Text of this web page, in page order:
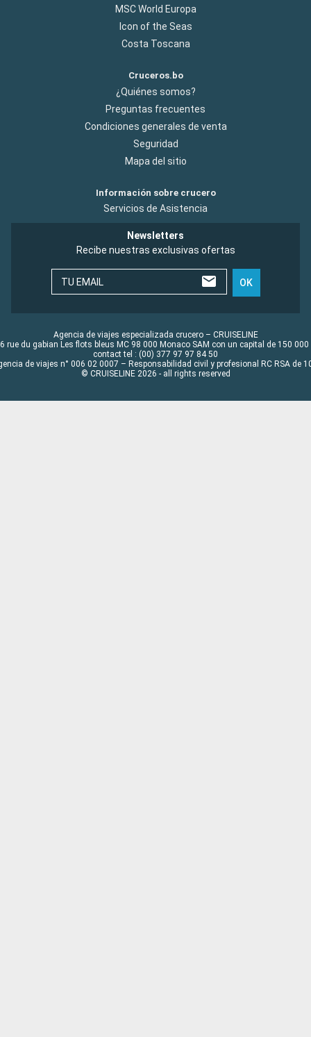
MSC World Europa
Icon of the Seas
Costa Toscana
Cruceros.bo
¿Quiénes somos?
Preguntas frecuentes
Condiciones generales de venta
Seguridad
Mapa del sitio
Información sobre crucero
Servicios de Asistencia
Newsletters
Recibe nuestras exclusivas ofertas
TU EMAIL OK
Agencia de viajes especializada crucero – CRUISELINE
rue du gabian Les flots bleus MC 98 000 Monaco SAM con un capital de 150 000
contact tel : (00) 377 97 97 84 50
de viajes n° 006 02 0007 – Responsabilidad civil y profesional RC RSA de
© CRUISELINE 2026 - all rights reserved